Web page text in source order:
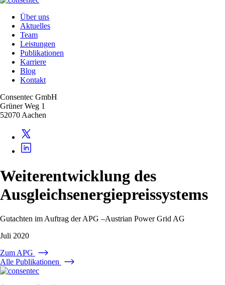
Über uns
Aktuelles
Team
Leistungen
Publikationen
Karriere
Blog
Kontakt
Consentec GmbH
Grüner Weg 1
52070 Aachen
Weiterentwicklung des
Ausgleichsenergiepreissystems
Gutachten im Auftrag der APG –Austrian Power Grid AG
Juli 2020
Zum APG
Alle Publikationen